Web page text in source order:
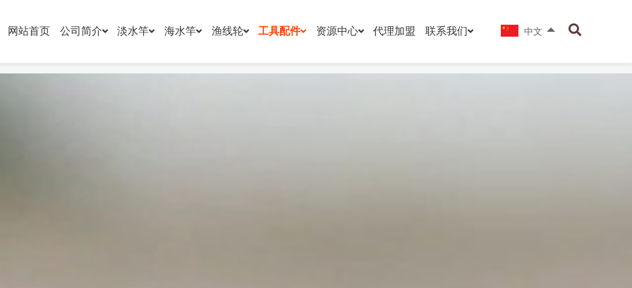
网站首页 公司简介 淡水竿 海水竿 渔线轮 工具配件 资源中心 代理加盟 联系我们 中文